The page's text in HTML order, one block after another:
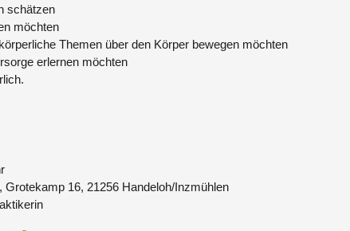
schätzen
möchten
Themen über den Körper bewegen möchten
erlernen möchten
Grotekamp 16, 21256 Handeloh/Inzmühlen